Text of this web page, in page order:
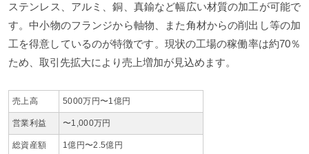
ステンレス、アルミ、銅、真鍮など幅広い材質の加工が可能で
す。中小物のフランジから軸物、また角材からの削出し等の加
工を得意しているのが特徴です。現状の工場の稼働率は約70％
ため、取引先拡大により売上増加が見込めます。
売上高 5000万円〜1億円
営業利益 〜1,000万円
総資産額 1億円〜2.5億円